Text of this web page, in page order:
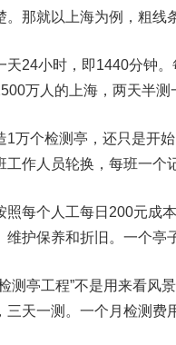
。那就以上海为例，粗线
小时，即1440分钟。
万人的上海，两天半测
个检测亭，还只是开始
工作人员轮换，每班一个
个人工每日200元成本
维护保养和折旧。一个亭
测亭工程”不是用来看风
三天一测。一个月检测费